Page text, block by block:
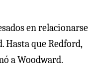
en relacionarse
Hasta que Redford,
a Woodward.